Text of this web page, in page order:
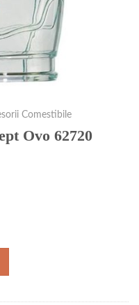
Comestibile
Ovo 62720
62720